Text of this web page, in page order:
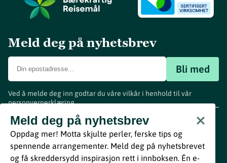
Meld deg på nyhetsbrev
Bli med
Ved å melde deg inn godtar du våre vilkår i henhold til vår
personvernerklæring.
Meld deg på nyhetsbrev
Oppdag mer! Motta skjulte perler, ferske tips og
spennende arrangementer. Meld deg på nyhetsbrevet
og få skreddersydd inspirasjon rett i innboksen. Én e-
www.visitvestfold.com
Turistinformasjon
Vestfold Fylkeskommune
ByBreakfast